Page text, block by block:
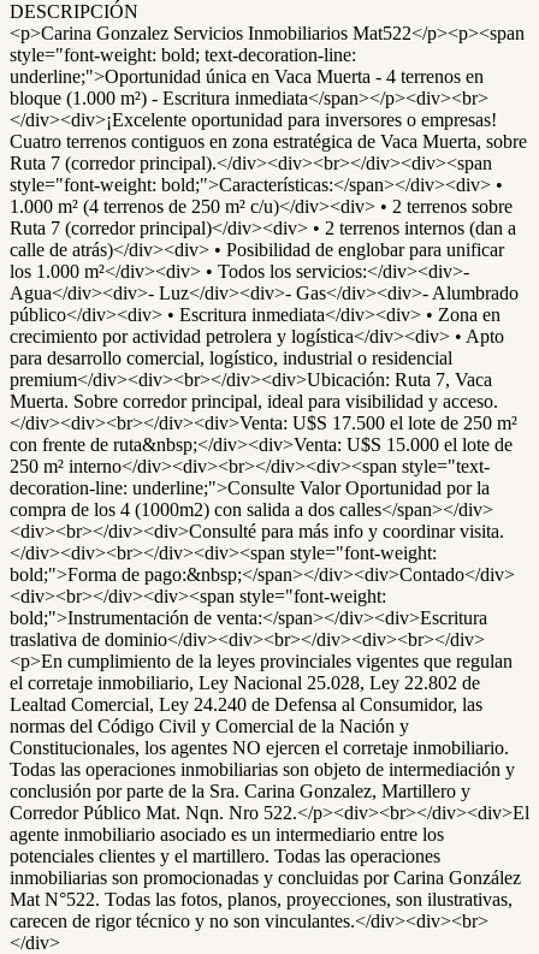
DESCRIPCIÓN
<p>Carina Gonzalez Servicios Inmobiliarios Mat522</p><p><span
style="font-weight: bold; text-decoration-line:
underline;">Oportunidad única en Vaca Muerta - 4 terrenos en
bloque (1.000 m²) - Escritura inmediata</span></p><div><br>
</div><div>¡Excelente oportunidad para inversores o empresas!
Cuatro terrenos contiguos en zona estratégica de Vaca Muerta, sobre
Ruta 7 (corredor principal).</div><div><br></div><div><span
style="font-weight: bold;">Características:</span></div><div> •
1.000 m² (4 terrenos de 250 m² c/u)</div><div> • 2 terrenos sobre
Ruta 7 (corredor principal)</div><div> • 2 terrenos internos (dan a
calle de atrás)</div><div> • Posibilidad de englobar para unificar
los 1.000 m²</div><div> • Todos los servicios:</div><div>-
Agua</div><div>- Luz</div><div>- Gas</div><div>- Alumbrado
público</div><div> • Escritura inmediata</div><div> • Zona en
crecimiento por actividad petrolera y logística</div><div> • Apto
para desarrollo comercial, logístico, industrial o residencial
premium</div><div><br></div><div>Ubicación: Ruta 7, Vaca
Muerta. Sobre corredor principal, ideal para visibilidad y acceso.
</div><div><br></div><div>Venta: U$S 17.500 el lote de 250 m²
con frente de ruta&nbsp;</div><div>Venta: U$S 15.000 el lote de
250 m² interno</div><div><br></div><div><span style="text-
decoration-line: underline;">Consulte Valor Oportunidad por la
compra de los 4 (1000m2) con salida a dos calles</span></div>
<div><br></div><div>Consulté para más info y coordinar visita.
</div><div><br></div><div><span style="font-weight:
bold;">Forma de pago:&nbsp;</span></div><div>Contado</div>
<div><br></div><div><span style="font-weight:
bold;">Instrumentación de venta:</span></div><div>Escritura
traslativa de dominio</div><div><br></div><div><br></div>
<p>En cumplimiento de la leyes provinciales vigentes que regulan
el corretaje inmobiliario, Ley Nacional 25.028, Ley 22.802 de
Lealtad Comercial, Ley 24.240 de Defensa al Consumidor, las
normas del Código Civil y Comercial de la Nación y
Constitucionales, los agentes NO ejercen el corretaje inmobiliario.
Todas las operaciones inmobiliarias son objeto de intermediación y
conclusión por parte de la Sra. Carina Gonzalez, Martillero y
Corredor Público Mat. Nqn. Nro 522.</p><div><br></div><div>El
agente inmobiliario asociado es un intermediario entre los
potenciales clientes y el martillero. Todas las operaciones
inmobiliarias son promocionadas y concluidas por Carina González
Mat N°522. Todas las fotos, planos, proyecciones, son ilustrativas,
carecen de rigor técnico y no son vinculantes.</div><div><br>
</div>